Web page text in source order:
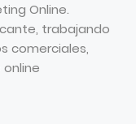
Online.
trabajando
comerciales,